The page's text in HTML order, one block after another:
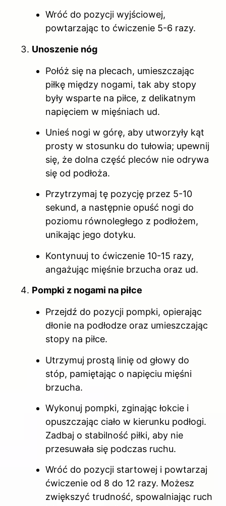
Wróć do pozycji wyjściowej,
powtarzając to ćwiczenie 5-6 razy.
Unoszenie nóg
Połóż się na plecach, umieszczając
piłkę między nogami, tak aby stopy
były wsparte na piłce, z delikatnym
napięciem w mięśniach ud.
Unieś nogi w górę, aby utworzyły kąt
prosty w stosunku do tułowia; upewnij
się, że dolna część pleców nie odrywa
się od podłoża.
Przytrzymaj tę pozycję przez 5-10
sekund, a następnie opuść nogi do
poziomu równoległego z podłożem,
unikając jego dotyku.
Kontynuuj to ćwiczenie 10-15 razy,
angażując mięśnie brzucha oraz ud.
Pompki z nogami na piłce
Przejdź do pozycji pompki, opierając
dłonie na podłodze oraz umieszczając
stopy na piłce.
Utrzymuj prostą linię od głowy do
stóp, pamiętając o napięciu mięśni
brzucha.
Wykonuj pompki, zginając łokcie i
opuszczając ciało w kierunku podłogi.
Zadbaj o stabilność piłki, aby nie
przesuwała się podczas ruchu.
Wróć do pozycji startowej i powtarzaj
ćwiczenie od 8 do 12 razy. Możesz
zwiększyć trudność, spowalniając ruch